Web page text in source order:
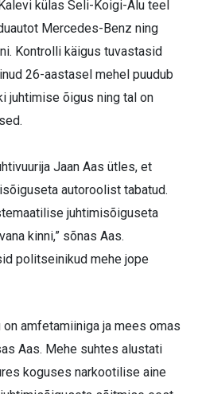
külas Seli-Koigi-Alu teel
Mercedes-Benz ning
Kontrolli käigus tuvastasid
26-aastasel mehel puudub
juhtimise õigus ning tal on
Jaan Aas ütles, et
autoroolist tabatud.
juhtimisõiguseta
kinni,” sõnas Aas.
politseinikud mehe jope
amfetamiiniga ja mees omas
Aas. Mehe suhtes alustati
koguses narkootilise aine